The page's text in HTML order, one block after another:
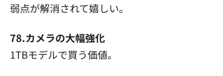
弱点が解消されて嬉しい。
78.カメラの大幅強化
1TBモデルで買う価値。